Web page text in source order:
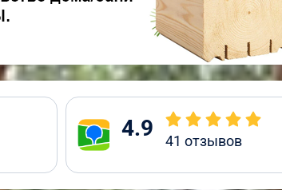
4.9 41 отзывов